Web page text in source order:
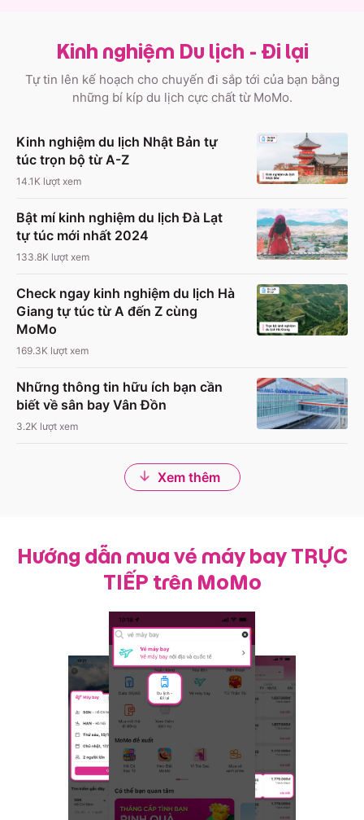
Kinh nghiệm Du lịch - Đi lại
Tự tin lên kế hoạch cho chuyến đi sắp tới của bạn bằng
những bí kíp du lịch cực chất từ MoMo.
Kinh nghiệm du lịch Nhật Bản tự
túc trọn bộ từ A-Z
14.1K lượt xem
Bật mí kinh nghiệm du lịch Đà Lạt
tự túc mới nhất 2024
133.8K lượt xem
Check ngay kinh nghiệm du lịch Hà
Giang tự túc từ A đến Z cùng
MoMo
169.3K lượt xem
Những thông tin hữu ích bạn cần
biết về sân bay Vân Đồn
3.2K lượt xem
Xem thêm
Hướng dẫn mua vé máy bay TRỰC
TIẾP trên MoMo